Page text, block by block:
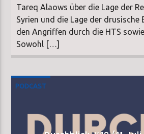
Tareq Alaows über die Lage der
Syrien und die Lage der drusische
den Angriffen durch die HTS
Sowohl […]
PODCAST